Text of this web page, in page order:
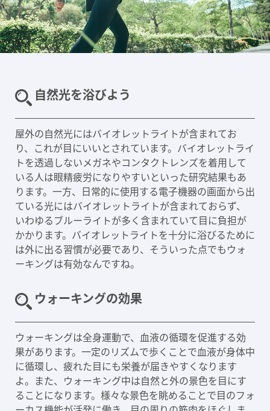
自然光を浴びよう
屋外の自然光にはバイオレットライトが含まれてお
り、これが目にいいとされています。バイオレットライ
トを透過しないメガネやコンタクトレンズを着用して
いる人は眼精疲労になりやすいといった研究結果もあ
ります。一方、日常的に使用する電子機器の画面から出
ている光にはバイオレットライトが含まれておらず、
いわゆるブルーライトが多く含まれていて目に負担が
かかります。バイオレットライトを十分に浴びるために
は外に出る習慣が必要であり、そういった点でもウォ
ーキングは有効なんですね。
ウォーキングの効果
ウォーキングは全身運動で、血液の循環を促進する効
果があります。一定のリズムで歩くことで血液が身体中
に循環し、疲れた目にも栄養が届きやすくなります
よ。また、ウォーキング中は自然と外の景色を目にす
ることになります。様々な景色を眺めることで目のフォ